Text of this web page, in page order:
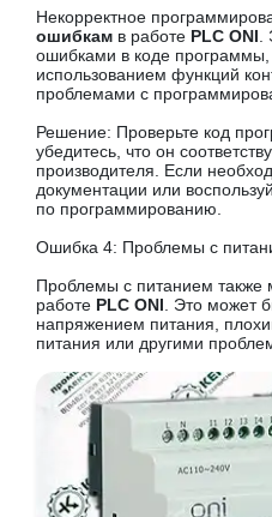
Некорректное
ошибкам в работе PLC ONI
ошибками в коде
использованием функций
проблемами с
Решение: Проверьте код
убедитесь, что он
производителя. Если
документации или
по программированию.
Ошибка 4: Проблемы с
Проблемы с питанием также
работе PLC ONI . Это может
напряжением питания,
питания или другими